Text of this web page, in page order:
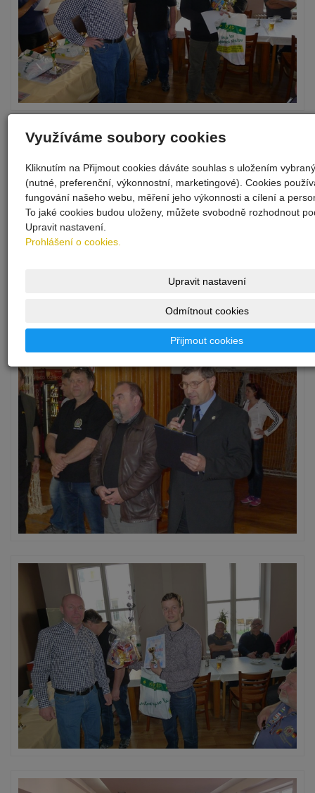
Využíváme soubory cookies
Kliknutím na Přijmout cookies dáváte souhlas s uložením
(nutné, preferenční, výkonnostní, marketingové). Cookies
fungování našeho webu, měření jeho výkonnosti a cílení a
To jaké cookies budou uloženy, můžete svobodně rozhodnout
Upravit nastavení.
Prohlášení o cookies.
Upravit nastavení
Odmítnout cookies
Přijmout cookies